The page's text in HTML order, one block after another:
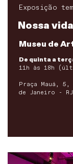
Exposição
Nossa
Museu de
De quinta a
11h às 18h
Praça Mauá,
de Janeiro - RJ